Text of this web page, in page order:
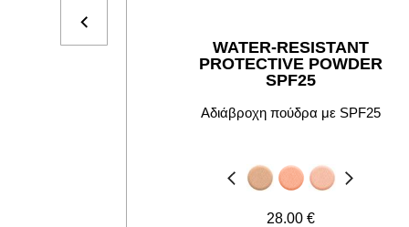
WATER-RESISTANT
PROTECTIVE POWDER
SPF25
Αδιάβροχη πούδρα με SPF25
Προηγούμενο Next
28.00 €